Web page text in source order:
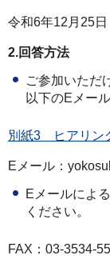
令和6年12月25日
2.回答方法
ご参加いただ
以下のEメー
別紙3 ヒアリン
Eメール：
Eメールによ
ください。
FAX：03-3534-